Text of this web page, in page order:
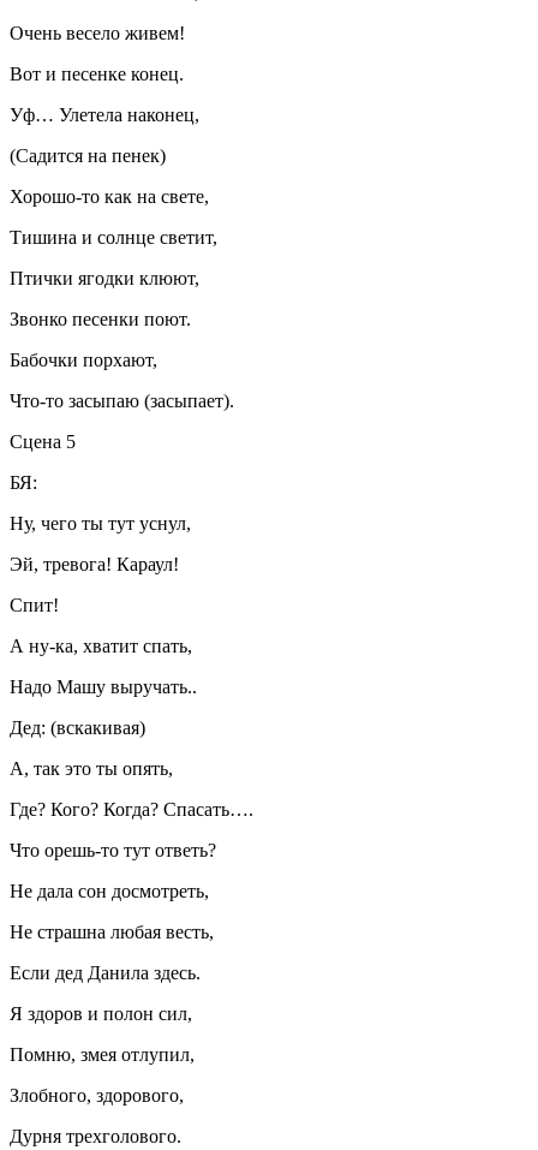
Очень весело живем!
Вот и песенке конец.
Уф… Улетела наконец,
(Садится на пенек)
Хорошо-то как на свете,
Тишина и солнце светит,
Птички ягодки клюют,
Звонко песенки поют.
Бабочки порхают,
Что-то засыпаю (засыпает).
Сцена 5
БЯ:
Ну, чего ты тут уснул,
Эй, тревога! Караул!
Спит!
А ну-ка, хватит спать,
Надо Машу выручать..
Дед: (вскакивая)
А, так это ты опять,
Где? Кого? Когда? Спасать….
Что орешь-то тут ответь?
Не дала сон досмотреть,
Не страшна любая весть,
Если дед Данила здесь.
Я здоров и полон сил,
Помню, змея отлупил,
Злобного, здорового,
Дурня трехголового.